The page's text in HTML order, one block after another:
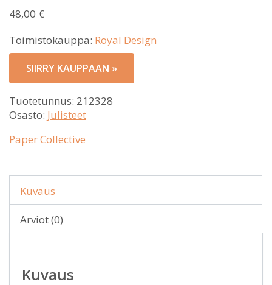
48,00 €
Toimistokauppa: Royal Design
SIIRRY KAUPPAAN »
Tuotetunnus: 212328
Osasto: Julisteet
Paper Collective
Kuvaus
Arviot (0)
Kuvaus